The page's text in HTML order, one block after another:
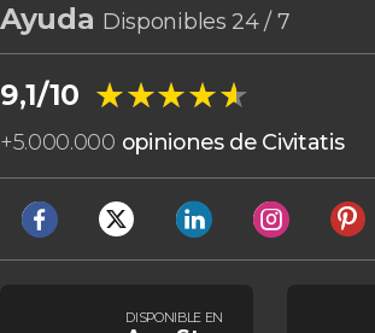
Ayuda Disponibles 24 / 7
9,1/10 ★★★★★
★★★★★
+5.000.000 opiniones de Civitatis
DISPONIBLE EN